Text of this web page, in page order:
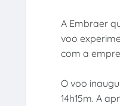
A Embraer
voo
com a
O voo
14h15m. A